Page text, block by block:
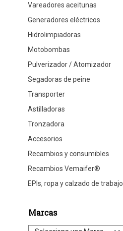
Vareadores aceitunas
Generadores eléctricos
Hidrolimpiadoras
Motobombas
Pulverizador / Atomizador
Segadoras de peine
Transporter
Astilladoras
Tronzadora
Accesorios
Recambios y consumibles
Recambios Vemaifer®
EPIs, ropa y calzado de trabajo
Marcas